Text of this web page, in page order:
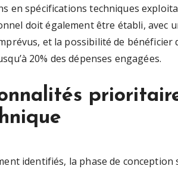
en spécifications techniques
doit également être établi, avec
et la possibilité de bénéficier
20% des dépenses engagées.
identifiés, la phase de conception